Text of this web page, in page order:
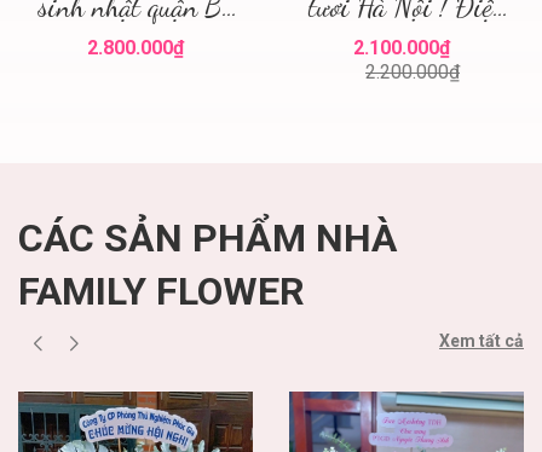
sinh nhật quận Ba
Đình ! Hoa sinh
2.800.000₫
tươi Hà Nội ! Điện
hoa Hà Nội ! Mua
hoa tươi
2.100.000₫
2.200.000₫
CÁC SẢN PHẨM NHÀ
FAMILY FLOWER
Xem tất cả